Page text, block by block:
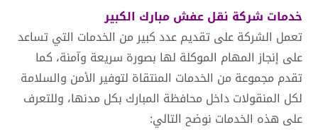
خدمات شركة نقل عفش مبارك الكبير
تعمل الشركة على تقديم عدد كبير من الخدمات التي تساعد
على إنجاز المهام الموكلة لها بصورة سريعة وآمنة، كما
تقدم مجموعة من الخدمات المنتقاة لتوفير الأمن والسلامة
لكل المنقولات داخل محافظة المبارك بكل مدنها، وللتعرف
على هذه الخدمات نوضح التالي: